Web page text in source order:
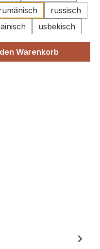
russisch
usbekisch
Warenkorb